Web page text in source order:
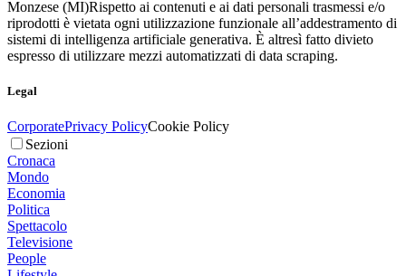
Monzese (MI)Rispetto ai contenuti e ai dati personali trasmessi e/o
riprodotti è vietata ogni utilizzazione funzionale all’addestramento di
sistemi di intelligenza artificiale generativa. È altresì fatto divieto
espresso di utilizzare mezzi automatizzati di data scraping.
Legal
CorporatePrivacy PolicyCookie Policy
Sezioni
Cronaca
Mondo
Economia
Politica
Spettacolo
Televisione
People